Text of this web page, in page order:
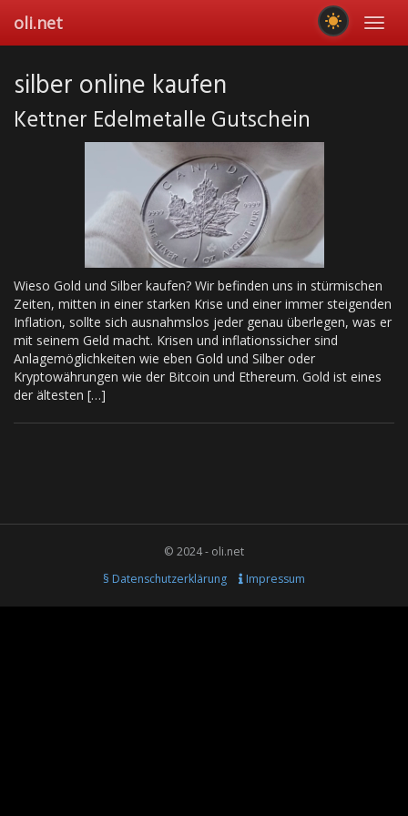
main
oli.net
silber online kaufen
Kettner Edelmetalle Gutschein
Wieso Gold und Silber kaufen? Wir befinden uns in stürmischen
Zeiten, mitten in einer starken Krise und einer immer steigenden
Inflation, sollte sich ausnahmslos jeder genau überlegen, was er
mit seinem Geld macht. Krisen und inflationssicher sind
Anlagemöglichkeiten wie eben Gold und Silber oder
Kryptowährungen wie der Bitcoin und Ethereum. Gold ist eines
der ältesten […]
© 2024 - oli.net
§ Datenschutzerklärung
Impressum